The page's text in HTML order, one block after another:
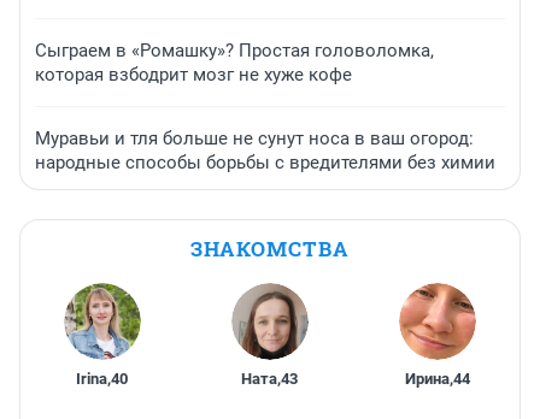
Сыграем в «Ромашку»? Простая головоломка,
которая взбодрит мозг не хуже кофе
Муравьи и тля больше не сунут носа в ваш огород:
народные способы борьбы с вредителями без химии
ЗНАКОМСТВА
Irina,40 Ната,43 Ирина,44